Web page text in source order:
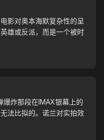
影对奥本海默复杂性的呈
雄或反派，而是一个被时
爆炸那段在IMAX银幕上的
法比拟的。诺兰对实拍效